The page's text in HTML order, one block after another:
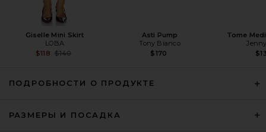
Giselle Mini Skirt
LOBA
$118 Previous price:
$140
Asti Pump
Tony Bianco
$170
Tome
ПОДРОБНОСТИ О ПРОДУКТЕ
РАЗМЕРЫ И ПОСАДКА